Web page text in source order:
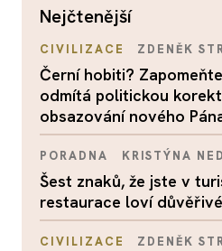
nejčtenější
CIVILIZACE ZDENĚK
Černí hobiti?
odmítá politickou
obsazování nového
PORADNA KRISTÝNA
Šest znaků, že jste v
restaurace loví
CIVILIZACE ZDENĚK